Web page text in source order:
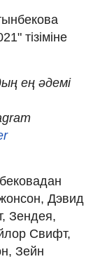
тізіміне
ең әдемі
Дэвид
Зендея,
Свифт,
Зейн